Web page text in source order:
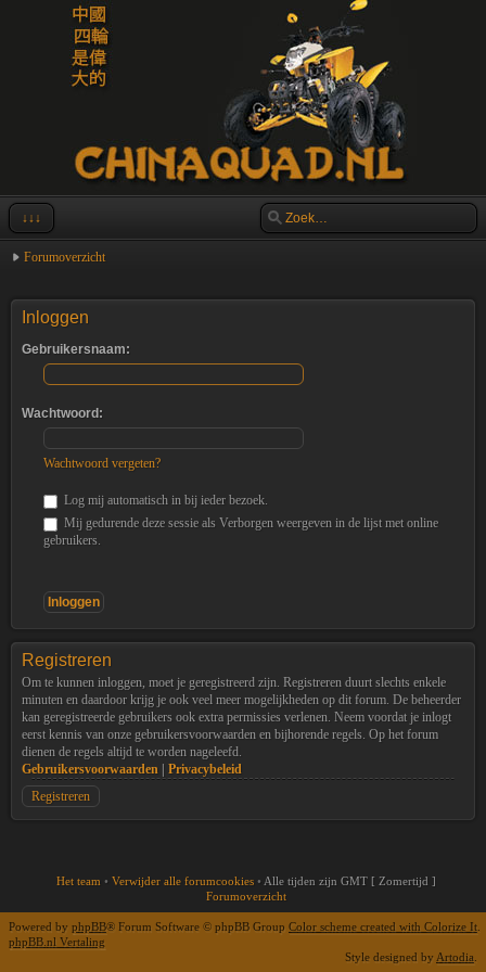
↓↓↓
Forumoverzicht
Inloggen
Gebruikersnaam:
Wachtwoord:
Wachtwoord vergeten?
Log mij automatisch in bij ieder bezoek.
Mij gedurende deze sessie als Verborgen weergeven in de lijst met online
gebruikers.
Registreren
Om te kunnen inloggen, moet je geregistreerd zijn. Registreren duurt slechts enkele
minuten en daardoor krijg je ook veel meer mogelijkheden op dit forum. De beheerder
kan geregistreerde gebruikers ook extra permissies verlenen. Neem voordat je inlogt
eerst kennis van onze gebruikersvoorwaarden en bijhorende regels. Op het forum
dienen de regels altijd te worden nageleefd.
Gebruikersvoorwaarden
Privacybeleid
Registreren
Het team • Verwijder alle forumcookies • Alle tijden zijn GMT [ Zomertijd ]
Forumoverzicht
Powered by phpBB® Forum Software © phpBB Group Color scheme created with Colorize It
phpBB.nl Vertaling
Style designed by Artodia